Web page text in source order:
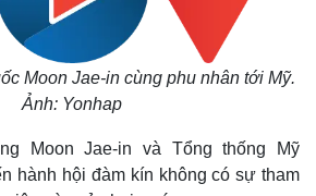
Moon Jae-in cùng phu nhân tới Mỹ.
Ảnh: Yonhap
Moon Jae-in và Tổng thống Mỹ
hành hội đàm kín không có sự tham